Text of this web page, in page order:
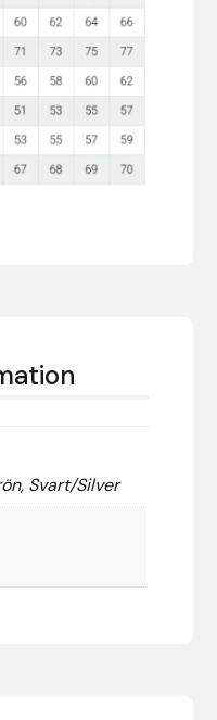
Svart/Silver